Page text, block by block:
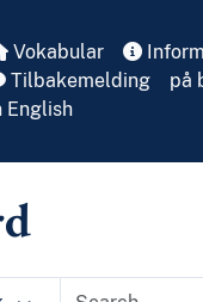
Vokabular
Tilbakemelding
på
English